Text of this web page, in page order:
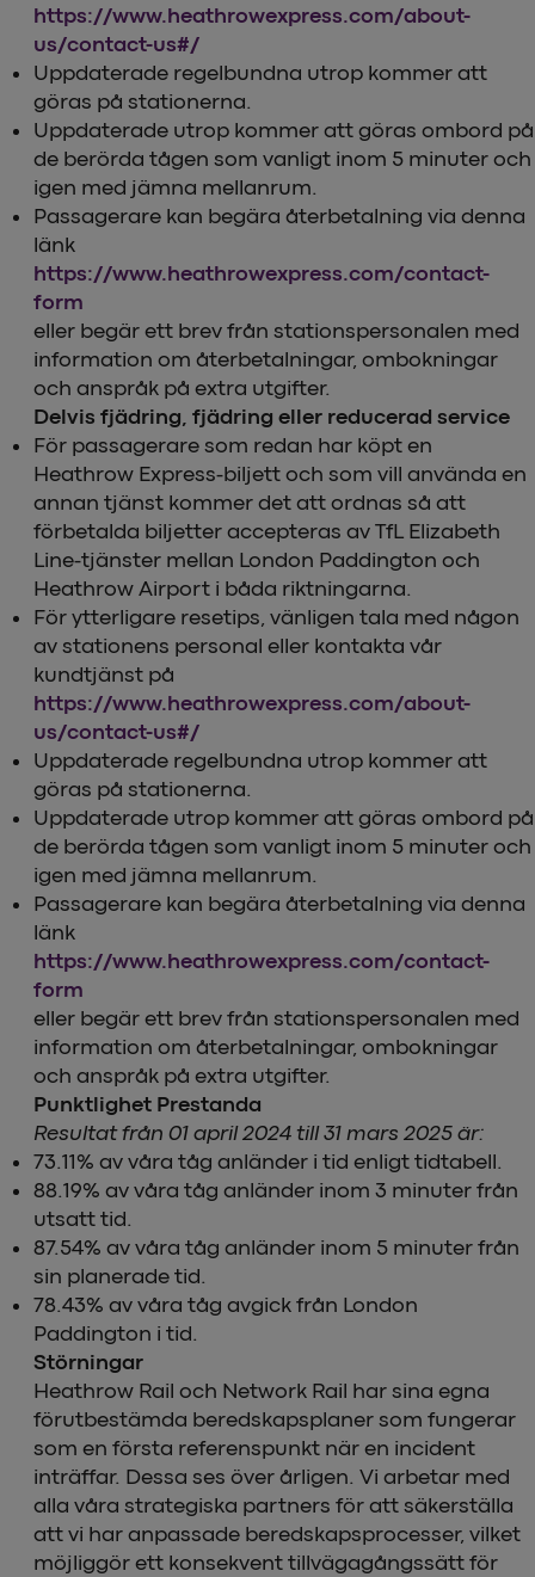
https://www.heathrowexpress.com/about-
us/contact-us#/
Uppdaterade regelbundna utrop kommer att
göras på stationerna.
Uppdaterade utrop kommer att göras ombord på
de berörda tågen som vanligt inom 5 minuter och
igen med jämna mellanrum.
Passagerare kan begära återbetalning via denna
länk
https://www.heathrowexpress.com/contact-
form
eller begär ett brev från stationspersonalen med
information om återbetalningar, ombokningar
och anspråk på extra utgifter.
Delvis fjädring, fjädring eller reducerad service
För passagerare som redan har köpt en
Heathrow Express-biljett och som vill använda en
annan tjänst kommer det att ordnas så att
förbetalda biljetter accepteras av TfL Elizabeth
Line-tjänster mellan London Paddington och
Heathrow Airport i båda riktningarna.
För ytterligare resetips, vänligen tala med någon
av stationens personal eller kontakta vår
kundtjänst på
https://www.heathrowexpress.com/about-
us/contact-us#/
Uppdaterade regelbundna utrop kommer att
göras på stationerna.
Uppdaterade utrop kommer att göras ombord på
de berörda tågen som vanligt inom 5 minuter och
igen med jämna mellanrum.
Passagerare kan begära återbetalning via denna
länk
https://www.heathrowexpress.com/contact-
form
eller begär ett brev från stationspersonalen med
information om återbetalningar, ombokningar
och anspråk på extra utgifter.
Punktlighet Prestanda
Resultat från 01 april 2024 till 31 mars 2025 är:
73.11% av våra tåg anländer i tid enligt tidtabell.
88.19% av våra tåg anländer inom 3 minuter från
utsatt tid.
87.54% av våra tåg anländer inom 5 minuter från
sin planerade tid.
78.43% av våra tåg avgick från London
Paddington i tid.
Störningar
Heathrow Rail och Network Rail har sina egna
förutbestämda beredskapsplaner som fungerar
som en första referenspunkt när en incident
inträffar. Dessa ses över årligen. Vi arbetar med
alla våra strategiska partners för att säkerställa
att vi har anpassade beredskapsprocesser, vilket
möjliggör ett konsekvent tillvägagångssätt för